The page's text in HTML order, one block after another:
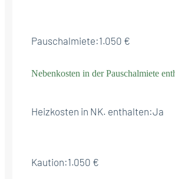
Pauschalmiete:1.050 €
Nebenkosten in der Pauschalmiete
Heizkosten in NK. enthalten:Ja
Kaution:1.050 €